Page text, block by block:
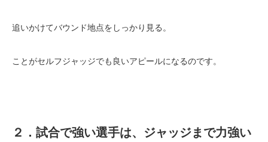
追いかけてバウンド地点をしっかり見る。
ことがセルフジャッジでも良いアピールになるのです。
２．試合で強い選手は、ジャッジまで力強い